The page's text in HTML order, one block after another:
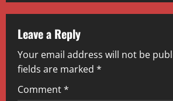
a
v
i
g
Leave a Reply
Your email address will not be
fields are marked *
Comment*